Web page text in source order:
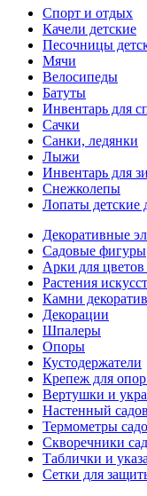
Спорт и отдых
Качели детские
Песочницы
Мячи
Велосипеды
Батуты
Инвентарь для
Сачки
Санки, ледянки
Лыжи
Инвентарь для
Снежколепы
Лопаты детские
Декоративные
Садовые фигуры
Арки для цветов
Растения
Камни
Декорации
Шпалеры
Опоры
Кустодержатели
Крепеж для
Вертушки и
Настенный
Термометры
Скворечники
Таблички и
Сетки для